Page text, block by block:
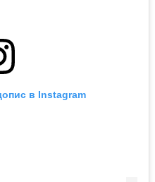
в Instagram